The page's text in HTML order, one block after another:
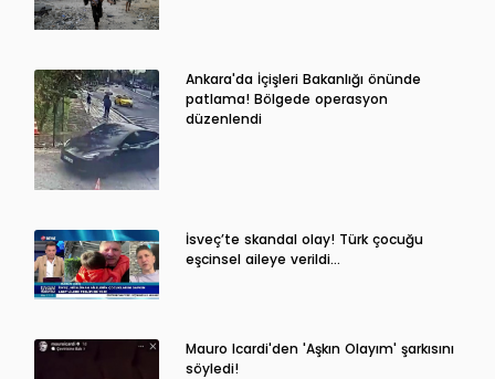
Ankara'da İçişleri Bakanlığı önünde
patlama! Bölgede operasyon
düzenlendi
İsveç’te skandal olay! Türk çocuğu
eşcinsel aileye verildi…
Mauro Icardi'den 'Aşkın Olayım' şarkısını
söyledi!